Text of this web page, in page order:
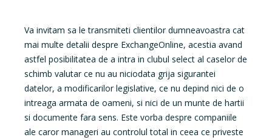
Va invitam sa le transmiteti clientilor dumneavoastra cat
mai multe detalii despre ExchangeOnline, acestia avand
astfel posibilitatea de a intra in clubul select al caselor de
schimb valutar ce nu au niciodata grija sigurantei
datelor, a modificarilor legislative, ce nu depind nici de o
intreaga armata de oameni, si nici de un munte de hartii
si documente fara sens. Este vorba despre companiile
ale caror manageri au controlul total in ceea ce priveste